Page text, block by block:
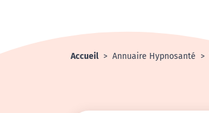
Accueil Annuaire Hypnosanté